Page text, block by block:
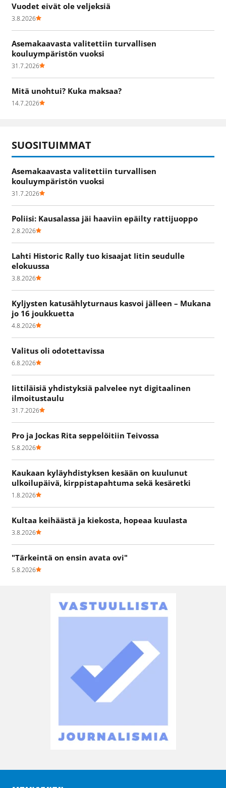
Vuodet eivät ole veljeksiä
3.8.2026
Asemakaavasta valitettiin turvallisen
kouluympäristön vuoksi
31.7.2026
Mitä unohtui? Kuka maksaa?
14.7.2026
SUOSITUIMMAT
Asemakaavasta valitettiin turvallisen
kouluympäristön vuoksi
31.7.2026
Poliisi: Kausalassa jäi haaviin epäilty rattijuoppo
2.8.2026
Lahti Historic Rally tuo kisaajat Iitin seudulle
elokuussa
3.8.2026
Kyljysten katusählyturnaus kasvoi jälleen – Mukana
jo 16 joukkuetta
4.8.2026
Valitus oli odotettavissa
6.8.2026
Iittiläisiä yhdistyksiä palvelee nyt digitaalinen
ilmoitustaulu
31.7.2026
Pro ja Jockas Rita seppelöitiin Teivossa
5.8.2026
Kaukaan kyläyhdistyksen kesään on kuulunut
ulkoilupäivä, kirppistapahtuma sekä kesäretki
1.8.2026
Kultaa keihäästä ja kiekosta, hopeaa kuulasta
3.8.2026
"Tärkeintä on ensin avata ovi"
5.8.2026